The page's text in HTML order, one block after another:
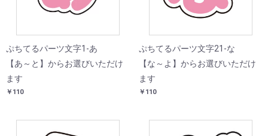
ぷちてるパーツ文字1-あ
【あ～と】からお選びいただけ
ます
￥110
ぷちてるパーツ文字21-な
【な～よ】からお選びいただけ
ます
￥110